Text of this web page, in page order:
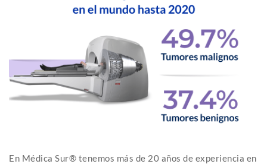
En Médica Sur® tenemos más de 20 años de experiencia en